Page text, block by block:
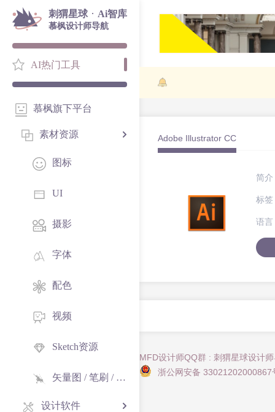
刺猬星球 · Ai智库
慕枫设计师导航
AI热门工具
慕枫旗下平台
素材资源
图标
UI
摄影
字体
配色
视频
Sketch资源
矢量图 / 笔刷 / 纹理
设计软件
Adobe Illustrator CC
简介
标签
语言
MFD设计师QQ群 : 刺猬星球设计
浙公网安备 33021202000867